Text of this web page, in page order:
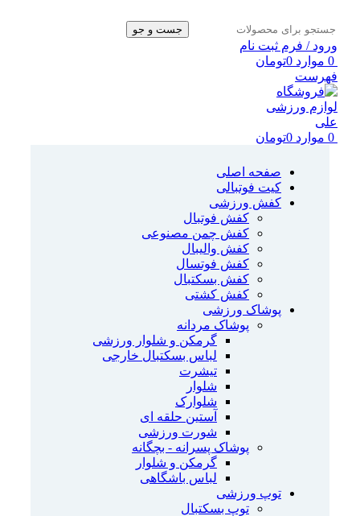
جست و جو
ورود / فرم ثبت نام
0 موارد 0تومان
فهرست
0 موارد 0تومان
صفحه اصلی
کیت فوتبالی
کفش ورزشی
کفش فوتبال
کفش چمن مصنوعی
کفش والیبال
کفش فوتسال
کفش بسکتبال
کفش کشتی
پوشاک ورزشی
پوشاک مردانه
گرمکن و شلوار ورزشی
لباس بسکتبال خارجی
تیشرت
شلوار
شلوارک
آستین حلقه ای
شورت ورزشی
پوشاک پسرانه - بچگانه
گرمکن و شلوار
لباس باشگاهی
توپ ورزشی
توپ بسکتبال